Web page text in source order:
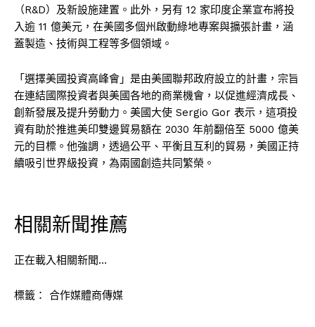
（R&D）及新設施建置。此外，另有 12 家印度企業宣布將投
入逾 11 億美元，在美國多個州啟動綠地專案與擴張計畫，涵
蓋製造、技術與工程等多個領域。
「選擇美國投資高峰會」是由美國聯邦政府設立的計畫，宗旨
在連結國際投資者與美國各地的商業機會，以促進經濟成長、
創新發展及提升勞動力。美國大使 Sergio Gor 表示，這項投
資有助於推進美印雙邊貿易額在 2030 年前翻倍至 5000 億美
元的目標。他強調，透過公平、平衡且互利的貿易，美國正持
續吸引世界級投資，為兩國創造共同繁榮。
相關新聞推薦
正在載入相關新聞…
標籤： 合作媒體商傳媒